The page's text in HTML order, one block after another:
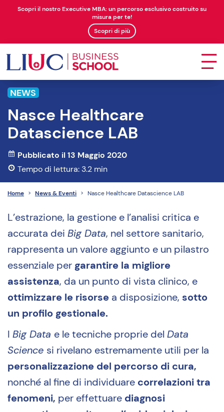
Scopri il nostro Executive MBA: un percorso esclusivo costruito su
misura per te!
Scopri di più
NEWS
Nasce Healthcare
Datascience LAB
Pubblicato il 13 Maggio 2020
Tempo di lettura: 3.2 min
Home > News & Eventi > Nasce Healthcare Datascience LAB
L’estrazione, la gestione e l’analisi critica e
accurata dei Big Data, nel settore sanitario,
rappresenta un valore aggiunto e un pilastro
essenziale per garantire la migliore
assistenza, da un punto di vista clinico, e
ottimizzare le risorse a disposizione, sotto
un profilo gestionale.
I Big Data e le tecniche proprie del Data
Science si rivelano estremamente utili per la
personalizzazione del percorso di cura,
nonché al fine di individuare correlazioni tra
fenomeni, per effettuare diagnosi